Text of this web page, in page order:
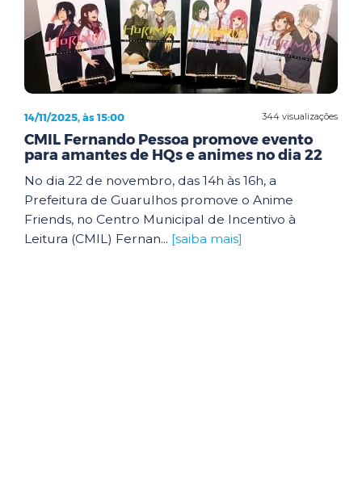
344 visualizações
14/11/2025, às 15:00
CMIL Fernando Pessoa promove evento
para amantes de HQs e animes no dia 22
No dia 22 de novembro, das 14h às 16h, a
Prefeitura de Guarulhos promove o Anime
Friends, no Centro Municipal de Incentivo à
Leitura (CMIL) Fernan... [saiba mais]